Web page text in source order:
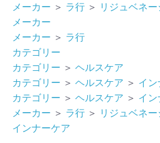
メーカー ＞ ラ行 ＞ リジュベネ
メーカー
メーカー ＞ ラ行
カテゴリー
カテゴリー ＞ ヘルスケア
カテゴリー ＞ ヘルスケア ＞ イン
カテゴリー ＞ ヘルスケア ＞ イン
メーカー ＞ ラ行 ＞ リジュベネ
インナーケア